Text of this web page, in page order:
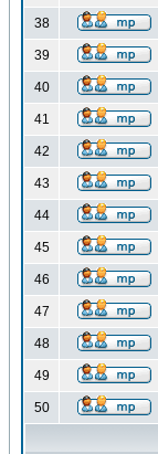
38
39
40
41
42
43
44
45
46
47
48
49
50